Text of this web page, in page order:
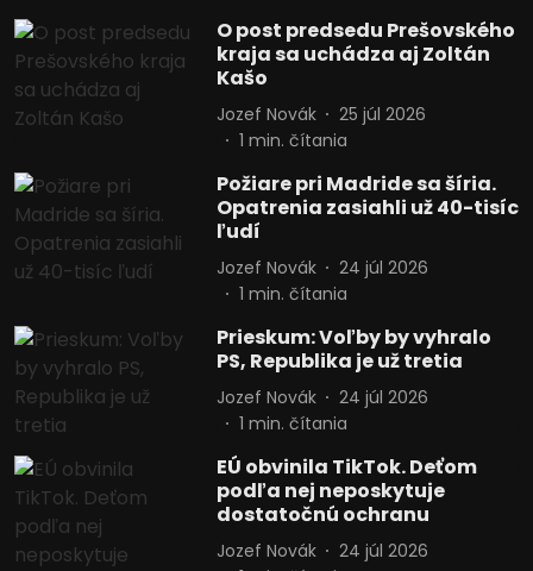
O post predsedu Prešovského
kraja sa uchádza aj Zoltán
Kašo
Jozef Novák
25 júl 2026
1 min. čítania
Požiare pri Madride sa šíria.
Opatrenia zasiahli už 40-tisíc
ľudí
Jozef Novák
24 júl 2026
1 min. čítania
Prieskum: Voľby by vyhralo
PS, Republika je už tretia
Jozef Novák
24 júl 2026
1 min. čítania
EÚ obvinila TikTok. Deťom
podľa nej neposkytuje
dostatočnú ochranu
Jozef Novák
24 júl 2026
štatistík alebo spájania údajov z
rôznych zdrojov
Vývoj a zlepšovanie služieb
Použitie obmedzených údajov na výber
obsahu
Špeciálne funkcie IAB:
Používanie presných údajov o
geografickej polohe
aktívne vyžiadaných informácií
Účely spracovania, ktoré nie sú v kompetencii IAB:
Potrebný
Výkon
Funkčné
Reklama